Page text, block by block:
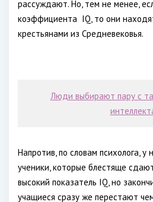
рассуждают. Но, тем не менее,
коэффициента IQ, то они
крестьянами из Средневековья.
Люди выбирают пару с
Напротив, по словам психолога, у
ученики, которые блестяще
высокий показатель IQ, но
учащиеся сразу же перестают